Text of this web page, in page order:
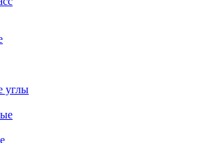
углы